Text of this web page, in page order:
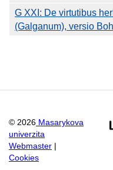
G XXI: De virtutibus
(Galganum), versio
© 2026 Masarykova
univerzita
Webmaster
Cookies